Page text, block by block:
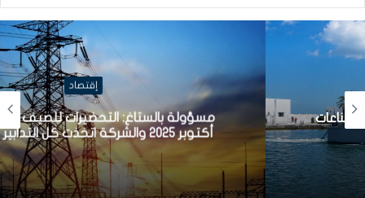
مسؤولة بالستاغ: التحضيرات للصيف انطلقت منذ
أكتوبر 2025 والشركة اتخذت كل التدابير الممكنة